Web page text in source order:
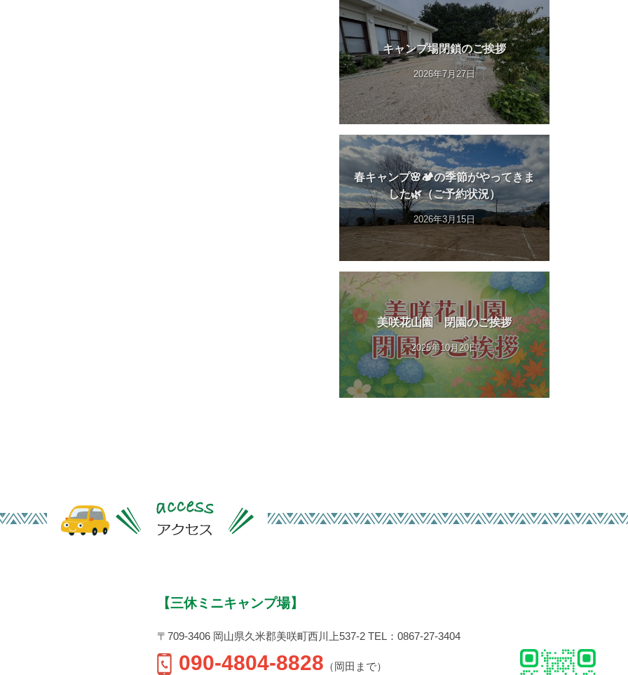
キャンプ場閉鎖のご挨拶
2026年7月27日
春キャンプ🌸🏕️の季節がやってきま
した🌿（ご予約状況）
2026年3月15日
美咲花山園 閉園のご挨拶
2025年10月20日
【三休ミニキャンプ場】
〒709-3406 岡山県久米郡美咲町西川上537-2 TEL：0867-27-3404
090-4804-8828 （岡田まで）